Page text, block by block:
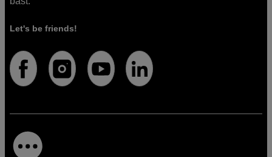
Let's be friends!